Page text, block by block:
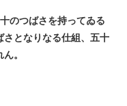
のつばさを持ってゐる
さとなりなる仕組、五十
。